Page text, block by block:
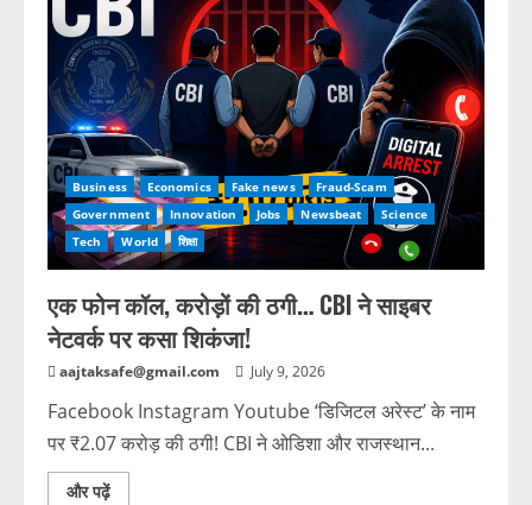
Business Economics Fake news
Fraud-Scam
Government
Innovation Jobs Newsbeat
Science
Tech
World शिक्षा
एक फोन कॉल, करोड़ों की ठगी… CBI ने साइबर
नेटवर्क पर कसा शिकंजा!
aajtaksafe@gmail.com July 9, 2026
Facebook Instagram Youtube ‘डिजिटल अरेस्ट’ के नाम
पर ₹2.07 करोड़ की ठगी! CBI ने ओडिशा और राजस्थान...
और पढ़ें